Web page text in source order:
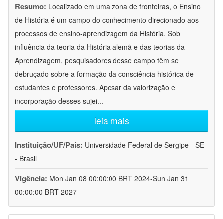
Resumo: Localizado em uma zona de fronteiras, o Ensino
de História é um campo do conhecimento direcionado aos
processos de ensino-aprendizagem da História. Sob
influência da teoria da História alemã e das teorias da
Aprendizagem, pesquisadores desse campo têm se
debruçado sobre a formação da consciência histórica de
estudantes e professores. Apesar da valorização e
incorporação desses sujei...
leia mais
Instituição/UF/País: Universidade Federal de Sergipe - SE
- Brasil
Vigência: Mon Jan 08 00:00:00 BRT 2024-Sun Jan 31
00:00:00 BRT 2027